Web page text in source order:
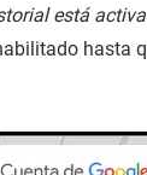
está
hasta